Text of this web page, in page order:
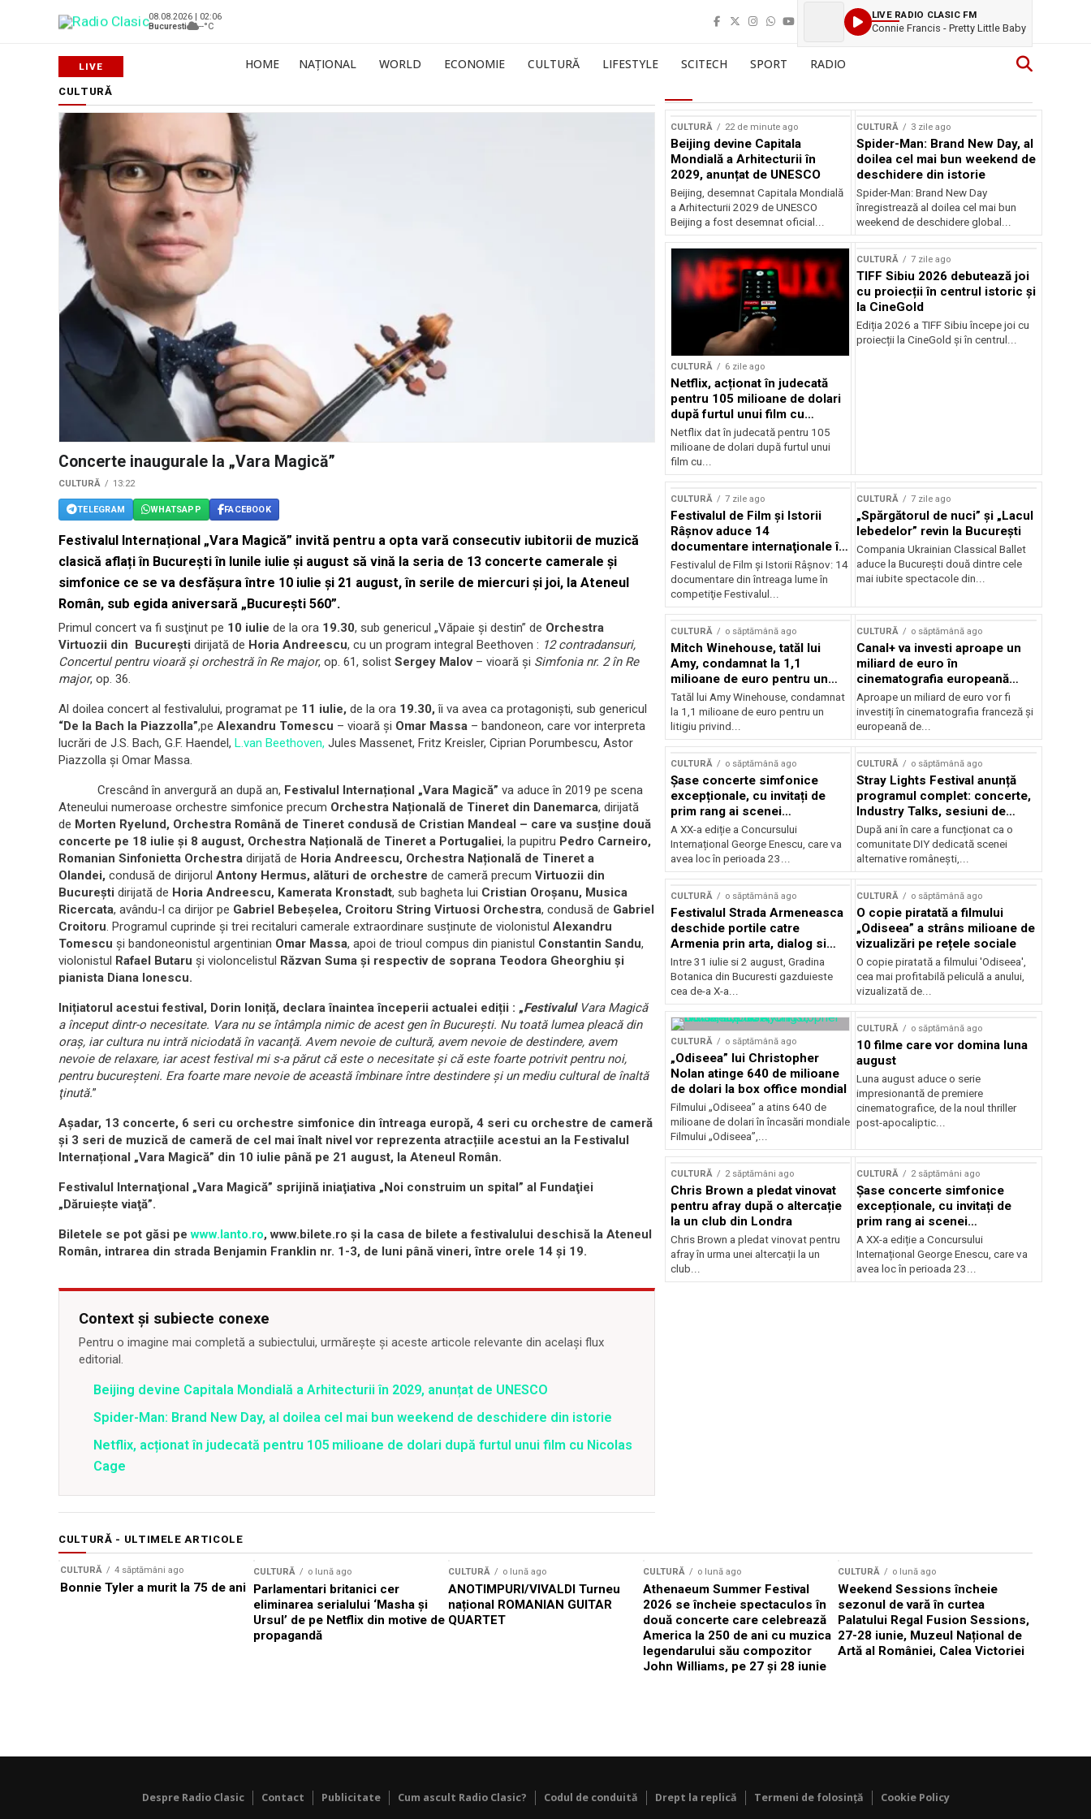
08.08.2026 | 02:06
Bucuresti
--°C
LIVE RADIO CLASIC FM
Connie Francis - Pretty Little Baby
HOME NAȚIONAL WORLD ECONOMIE CULTURĂ LIFESTYLE SCITECH SPORT RADIO
CULTURĂ
Concerte inaugurale la „Vara Magică”
CULTURĂ 13:22
TELEGRAM WHATSAPP FACEBOOK
Festivalul Internațional „Vara Magică” invită pentru a opta vară consecutiv iubitorii de muzică
clasică aflați în București în lunile iulie şi august să vină la seria de 13 concerte camerale și
simfonice ce se va desfășuraîntre 10 iulie și 21 august, în serile de miercuri și joi, la Ateneul
Român, sub egida aniversară „Bucureşti 560”.
Primul concert va fi susţinut pe 10 iulie de la ora 19.30, sub genericul „Văpaie şi destin” de Orchestra
Virtuozii din Bucureşti dirijată de Horia Andreescu, cu un program integral Beethoven : 12 contradansuri,
Concertul pentru vioară şi orchestră în Re major, op. 61, solist Sergey Malov– vioară şi Simfonia nr. 2 în Re
major, op. 36.
Al doilea concert al festivalului, programat pe 11 iulie, de la ora 19.30,îi va avea ca protagonişti, sub genericul
“De la Bach la Piazzolla”,pe Alexandru Tomescu – vioară şi Omar Massa – bandoneon, care vor interpreta
lucrări de J.S. Bach, G.F. Haendel, L.van Beethoven, Jules Massenet, Fritz Kreisler, Ciprian Porumbescu, Astor
Piazzolla şi Omar Massa.
Crescând în anvergură an după an, Festivalul Internațional „Vara Magică” va aduce în 2019 pe scena
Ateneului numeroase orchestre simfonice precum Orchestra Națională de Tineret din Danemarca, dirijată
de Morten Ryelund, Orchestra Română de Tineret condusă de Cristian Mandeal – care va susține două
concerte pe 18 iulie și 8 august, Orchestra Națională de Tineret a Portugaliei, la pupitru Pedro Carneiro,
Romanian Sinfonietta Orchestra dirijată de Horia Andreescu, Orchestra Națională de Tineret a
Olandei, condusă de dirijorul Antony Hermus, alături de orchestre de cameră precum Virtuozii din
București dirijată de Horia Andreescu, Kamerata Kronstadt, sub bagheta lui Cristian Oroșanu, Musica
Ricercata, avându-l ca dirijor pe Gabriel Bebeșelea, Croitoru String Virtuosi Orchestra, condusă de Gabriel
Croitoru. Programul cuprinde și trei recitaluri camerale extraordinare susținute de violonistul Alexandru
Tomescu și bandoneonistul argentinian Omar Massa, apoi de trioul compus din pianistul Constantin Sandu,
violonistul Rafael Butaru și violoncelistul Răzvan Suma și respectiv de soprana Teodora Gheorghiu și
pianista Diana Ionescu.
Inițiatorul acestui festival, Dorin Ioniță, declara înaintea începerii actualei ediții : „Festivalul Vara Magică
a început dintr-o necesitate. Vara nu se întâmpla nimic de acest gen în Bucureşti. Nu toată lumea pleacă din
oraș, iar cultura nu intră niciodată în vacanţă. Avem nevoie de cultură, avem nevoie de destindere, avem
nevoie de relaxare, iar acest festival mi s-a părut că este o necesitate şi că este foarte potrivit pentru noi,
pentru bucureşteni. Era foarte mare nevoie de această îmbinare între destindere şi un mediu cultural de înaltă
ţinută.”
Așadar, 13 concerte, 6 seri cu orchestre simfonice din întreaga europă, 4 seri cu orchestre de cameră
și 3 seri de muzică de cameră de cel mai înalt nivel vor reprezenta atracțiile acestui an la Festivalul
Internațional „Vara Magică” din 10 iulie până pe 21 august, la Ateneul Român.
Festivalul Internaţional „Vara Magică” sprijină iniaţiativa „Noi construim un spital” al Fundaţiei
„Dăruieşte viaţă”.
Biletele se pot găsi pewww.lanto.ro, www.bilete.ro și la casa de bilete a festivalului deschisă la Ateneul
Român, intrarea din strada Benjamin Franklin nr. 1-3, de luni până vineri, între orele 14 și 19.
Context și subiecte conexe
Pentru o imagine mai completă a subiectului, urmărește și aceste articole relevante din același flux
editorial.
Beijing devine Capitala Mondială a Arhitecturii în 2029, anunțat de UNESCO
Spider-Man: Brand New Day, al doilea cel mai bun weekend de deschidere din istorie
Netflix, acționat în judecată pentru 105 milioane de dolari după furtul unui film cu Nicolas
Cage
CULTURĂ 22 de minute ago
Beijing devine Capitala
Mondială a Arhitecturii în
2029, anunțat de UNESCO
Beijing, desemnat Capitala Mondială
a Arhitecturii 2029 de UNESCO
Beijing a fost desemnat oficial...
CULTURĂ 3 zile ago
Spider-Man: Brand New Day, al
doilea cel mai bun weekend de
deschidere din istorie
Spider-Man: Brand New Day
înregistrează al doilea cel mai bun
weekend de deschidere global...
CULTURĂ 6 zile ago
Netflix, acționat în judecată
pentru 105 milioane de dolari
după furtul unui film cu
Nicolas Cage
Netflix dat în judecată pentru 105
milioane de dolari după furtul unui
film cu...
CULTURĂ 7 zile ago
TIFF Sibiu 2026 debutează joi
cu proiecții în centrul istoric și
la CineGold
Ediția 2026 a TIFF Sibiu începe joi cu
proiecții la CineGold și în centrul...
CULTURĂ 7 zile ago
Festivalul de Film şi Istorii
Râşnov aduce 14
documentare internaţionale în
premieră
Festivalul de Film şi Istorii Râşnov: 14
documentare din întreaga lume în
competiţie Festivalul...
CULTURĂ 7 zile ago
„Spărgătorul de nuci” și „Lacul
lebedelor” revin la București
Compania Ukrainian Classical Ballet
aduce la București două dintre cele
mai iubite spectacole din...
CULTURĂ o săptămână ago
Mitch Winehouse, tatăl lui
Amy, condamnat la 1,1
milioane de euro pentru un
litigiu pierdut
Tatăl lui Amy Winehouse, condamnat
la 1,1 milioane de euro pentru un
litigiu privind...
CULTURĂ o săptămână ago
Canal+ va investi aproape un
miliard de euro în
cinematografia europeană
până în 2032
Aproape un miliard de euro vor fi
investiți în cinematografia franceză și
europeană de...
CULTURĂ o săptămână ago
Șase concerte simfonice
excepționale, cu invitați de
prim rang ai scenei
internaționale și ansambluri
orchestrale românești de
prestigiu, în programul
Concursului Enescu 2026
A XX-a ediție a Concursului
Internațional George Enescu, care va
avea loc în perioada 23...
CULTURĂ o săptămână ago
Stray Lights Festival anunță
programul complet: concerte,
Industry Talks, sesiuni de
audiție și noi opțiuni de
participare pentru public
După ani în care a funcționat ca o
comunitate DIY dedicată scenei
alternative românești,...
CULTURĂ o săptămână ago
Festivalul Strada Armeneasca
deschide portile catre
Armenia prin arta, dialog si
patrimoniu, intre 31 iulie si 2
august, la Gradina Botanica din
Bucuresti
Intre 31 iulie si 2 august, Gradina
Botanica din Bucuresti gazduieste
cea de-a X-a...
CULTURĂ o săptămână ago
O copie piratată a filmului
„Odiseea” a strâns milioane de
vizualizări pe rețele sociale
O copie piratată a filmului 'Odiseea',
cea mai profitabilă peliculă a anului,
vizualizată de...
CULTURĂ o săptămână ago
„Odiseea” lui Christopher
Nolan atinge 640 de milioane
de dolari la box office mondial
Filmului „Odiseea” a atins 640 de
milioane de dolari în încasări mondiale
Filmului „Odiseea”,...
CULTURĂ o săptămână ago
10 filme care vor domina luna
august
Luna august aduce o serie
impresionantă de premiere
cinematografice, de la noul thriller
post-apocaliptic...
CULTURĂ 2 săptămâni ago
Chris Brown a pledat vinovat
pentru afray după o altercație
la un club din Londra
Chris Brown a pledat vinovat pentru
afray în urma unei altercații la un
club...
CULTURĂ 2 săptămâni ago
Șase concerte simfonice
excepționale, cu invitați de
prim rang ai scenei
internaționale și ansambluri
orchestrale românești de
prestigiu, în programul
Concursului Enescu 2026
A XX-a ediție a Concursului
Internațional George Enescu, care va
avea loc în perioada 23...
CULTURĂ - ULTIMELE ARTICOLE
CULTURĂ 4 săptămâni ago
Bonnie Tyler a murit la 75 de ani
CULTURĂ o lună ago
Parlamentari britanici cer
eliminarea serialului ‘Masha și
Ursul’ de pe Netflix din motive de
propagandă
CULTURĂ o lună ago
ANOTIMPURI/VIVALDI Turneu
național ROMANIAN GUITAR
QUARTET
CULTURĂ o lună ago
Athenaeum Summer Festival
2026 se încheie spectaculos în
două concerte care celebrează
America la 250 de ani cu muzica
legendarului său compozitor
John Williams, pe 27 și 28 iunie
CULTURĂ o lună ago
Weekend Sessions încheie
sezonul de vară în curtea
Palatului Regal Fusion Sessions,
27-28 iunie, Muzeul Național de
Artă al României, Calea Victoriei
Despre Radio Clasic Contact Publicitate Cum ascult Radio Clasic? Codul de conduită Drept la replică Termeni de folosință Cookie Policy